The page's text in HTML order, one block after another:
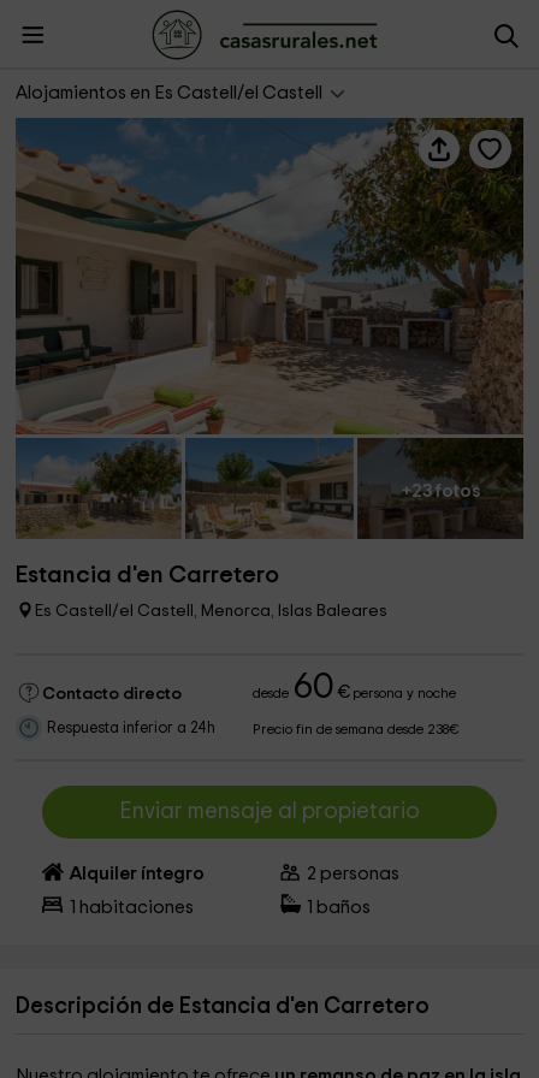
Alojamientos en Es Castell/el Castell
Estancia d'en Carretero
+23 fotos
Estancia d'en Carretero
Es Castell/el Castell, Menorca, Islas Baleares
Contacto directo desde 60 €persona y noche
Respuesta inferior a 24h Precio fin de semana desde 238€
Enviar mensaje al propietario
Alquiler íntegro 2 personas
habitaciones baños
Descripción de Estancia d'en Carretero